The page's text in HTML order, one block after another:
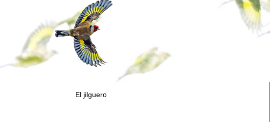
El jilguero